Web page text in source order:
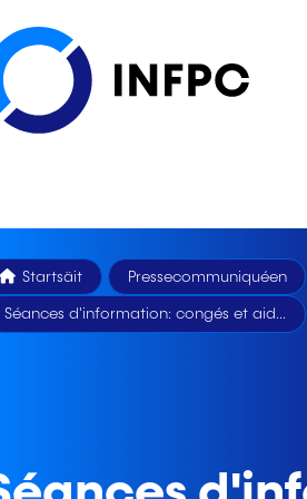
Startsäit Pressecommuniquéen
Séances d'information: congés et aid...